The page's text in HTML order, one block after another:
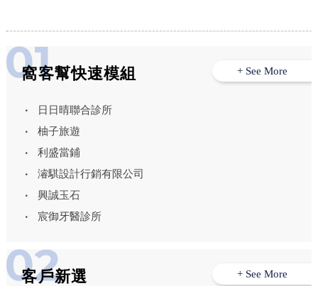
窩客幫快速模組
日日晴聯合診所
柚子旅遊
利盛當鋪
濬騏設計行銷有限公司
興誠玉石
宸御牙醫診所
+ See More
客戶新選 + See More